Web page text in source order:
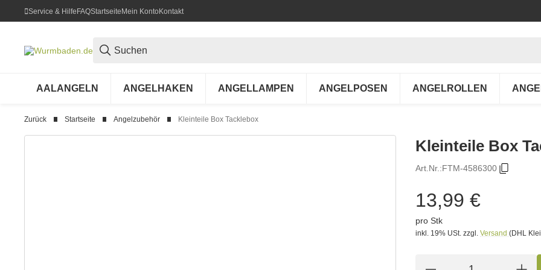
Service & HilfeFAQStartseiteMein KontoKontakt
AALANGELN ANGELHAKEN ANGELLAMPEN ANGELPOSEN ANGELROLLEN
Zurück Startseite Angelzubehör Kleinteile Box Tacklebox
Kleinteile Box
Art.Nr.:FTM-4586300
13,99 €
pro Stk
inkl. 19% USt. zzgl. Versand (DHL